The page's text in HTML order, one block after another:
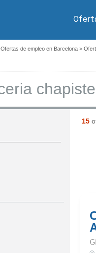
Ofertas de empleo en Barcelona >
15